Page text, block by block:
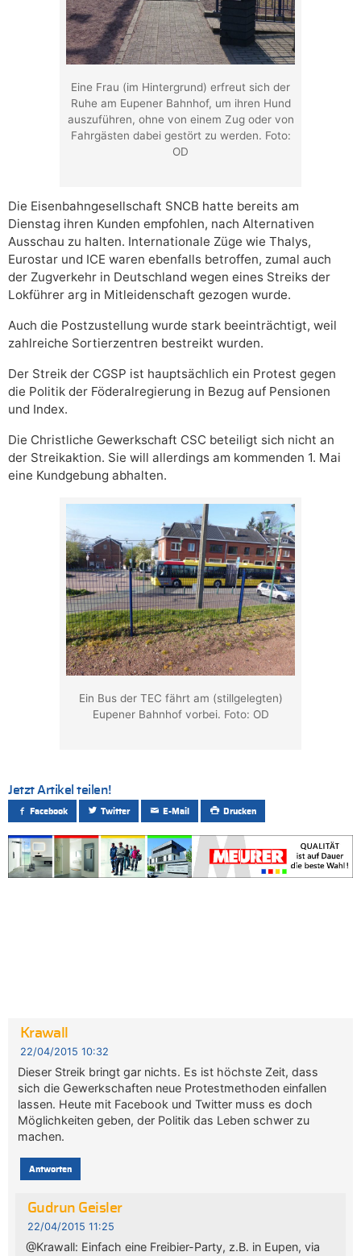
Eine Frau (im Hintergrund) erfreut sich der
Ruhe am Eupener Bahnhof, um ihren Hund
auszuführen, ohne von einem Zug oder von
Fahrgästen dabei gestört zu werden. Foto:
OD
Die Eisenbahngesellschaft SNCB hatte bereits am
Dienstag ihren Kunden empfohlen, nach Alternativen
Ausschau zu halten. Internationale Züge wie Thalys,
Eurostar und ICE waren ebenfalls betroffen, zumal auch
der Zugverkehr in Deutschland wegen eines Streiks der
Lokführer arg in Mitleidenschaft gezogen wurde.
Auch die Postzustellung wurde stark beeinträchtigt, weil
zahlreiche Sortierzentren bestreikt wurden.
Der Streik der CGSP ist hauptsächlich ein Protest gegen
die Politik der Föderalregierung in Bezug auf Pensionen
und Index.
Die Christliche Gewerkschaft CSC beteiligt sich nicht an
der Streikaktion. Sie will allerdings am kommenden 1. Mai
eine Kundgebung abhalten.
Ein Bus der TEC fährt am (stillgelegten)
Eupener Bahnhof vorbei. Foto: OD
Jetzt Artikel teilen!
Facebook Twitter E-Mail Drucken
Krawall
22/04/2015 10:32
Dieser Streik bringt gar nichts. Es ist höchste Zeit, dass
sich die Gewerkschaften neue Protestmethoden einfallen
lassen. Heute mit Facebook und Twitter muss es doch
Möglichkeiten geben, der Politik das Leben schwer zu
machen.
Antworten
Gudrun Geisler
22/04/2015 11:25
@Krawall: Einfach eine Freibier-Party, z.B. in Eupen, via